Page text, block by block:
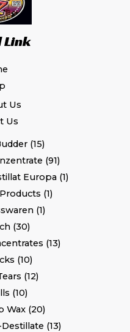
Link
Us
Us
15
91
Europa 1
1
1
30
13
10
12
10
Wax 20
Destillate 13